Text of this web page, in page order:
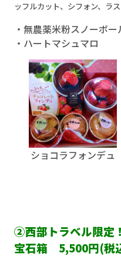
ッフルカット、シフォン、ラ
・無農薬米粉スノーボー
・ハートマシュマロ
ショコラフォンデュ
②西部トラベル限定
宝石箱 5,500円(税